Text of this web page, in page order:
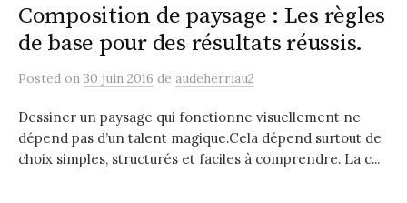
Composition de paysage : Les règles
de base pour des résultats réussis.
Posted on 30 juin 2016 de audeherriau2
Dessiner un paysage qui fonctionne visuellement ne
dépend pas d’un talent magique.Cela dépend surtout de
choix simples, structurés et faciles à comprendre. La c...